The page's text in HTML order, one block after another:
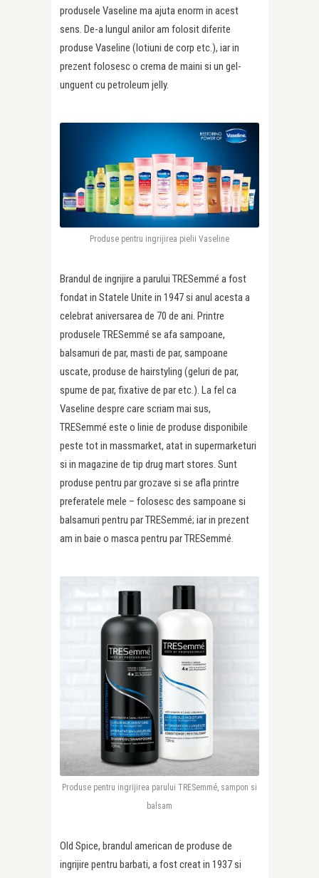
produsele Vaseline ma ajuta enorm in acest
sens. De-a lungul anilor am folosit diferite
produse Vaseline (lotiuni de corp etc.), iar in
prezent folosesc o crema de maini si un gel-
unguent cu petroleum jelly.
Produse pentru ingrijirea pielii Vaseline
Brandul de ingrijire a parului TRESemmé a fost
fondat in Statele Unite in 1947 si anul acesta a
celebrat aniversarea de 70 de ani. Printre
produsele TRESemmé se afa sampoane,
balsamuri de par, masti de par, sampoane
uscate, produse de hairstyling (geluri de par,
spume de par, fixative de par etc.). La fel ca
Vaseline despre care scriam mai sus,
TRESemmé este o linie de produse disponibile
peste tot in massmarket, atat in supermarketuri
si in magazine de tip drug mart stores. Sunt
produse pentru par grozave si se afla printre
preferatele mele – folosesc des sampoane si
balsamuri pentru par TRESemmé; iar in prezent
am in baie o masca pentru par TRESemmé.
Produse pentru ingrijirea parului TRESemmé, sampon si
balsam
Old Spice, brandul american de produse de
ingrijire pentru barbati, a fost creat in 1937 si